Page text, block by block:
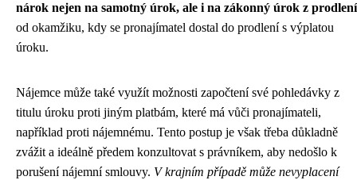
nárok nejen na samotný úrok, ale i na zákonný úrok z prodlení
od okamžiku, kdy se pronajímatel dostal do prodlení s výplatou
úroku.
Nájemce může také využít možnosti započtení své pohledávky z
titulu úroku proti jiným platbám, které má vůči pronajímateli,
například proti nájemnému. Tento postup je však třeba důkladně
zvážit a ideálně předem konzultovat s právníkem, aby nedošlo k
porušení nájemní smlouvy. V krajním případě může nevyplacení